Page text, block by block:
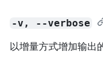
-v, --verbose
以增量方式增加输出